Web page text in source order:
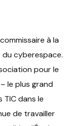
à la
du cyberespace.
pour le
le plus grand
TIC dans le
de travailler